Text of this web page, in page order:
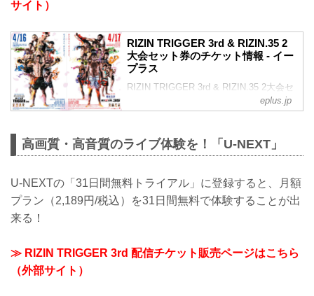
サイト）
RIZIN TRIGGER 3rd & RIZIN.35 2
大会セット券のチケット情報 - イー
プラス
RIZIN TRIGGER 3rd & RIZIN.35 2大会セ
ット券のチケット情報ページです。日
程、会場情報や料金を確認し、チケット
す。
eplus.jp
高画質・高音質のライブ体験を！「U-NEXT」
U-NEXTの「31日間無料トライアル」に登録すると、月額
プラン（2,189円/税込）を31日間無料で体験することが出
来る！
≫ RIZIN TRIGGER 3rd 配信チケット販売ページはこちら
（外部サイト）